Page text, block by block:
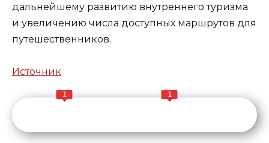
дальнейшему развитию внутреннего туризма
и увеличению числа доступных маршрутов для
путешественников.
Источник
1 1